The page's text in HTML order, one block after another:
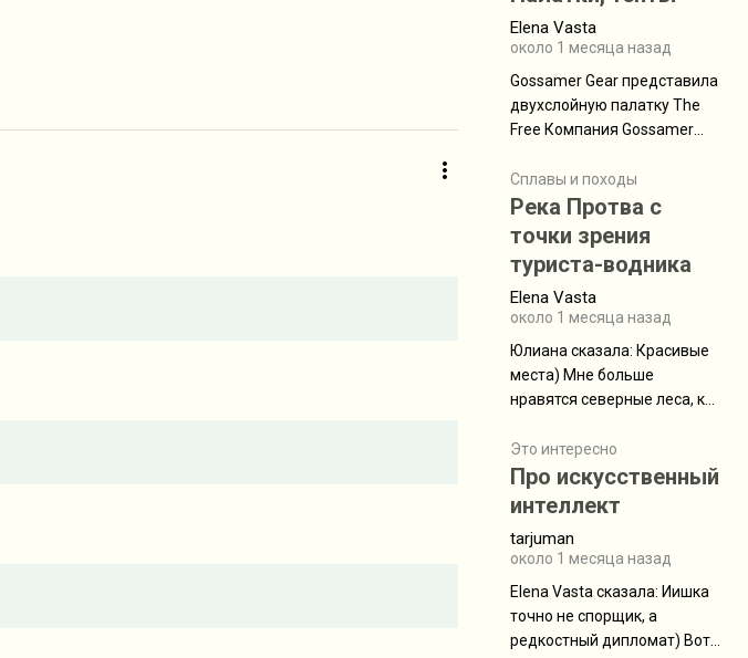
Elena Vasta
около 1 месяца назад
Gossamer Gear представила
двухслойную палатку The
Free Компания Gossamer
туристическую палатку The
Free, которая стала первой
ультралегкой моделью в
ассортименте
производителя. Новинка
получила двухслойную
конструкцию с отдельным
внешним тентом и сетчатой
внутренней палаткой, а ее
комплектации составляет
около 845 г. Палатка весит
менее
Сплавы и походы
Река Протва с
точки зрения
туриста-водника
Elena Vasta
около 1 месяца назад
Юлиана сказалa: Красивые
места) Мне больше
нравятся северные леса, как
южной тайги
Это интересно
Про искусственный
интеллект
tarjuman
около 1 месяца назад
Elena Vasta сказалa: Иишка
точно не спорщик, а
редкостный дипломат) Вот,